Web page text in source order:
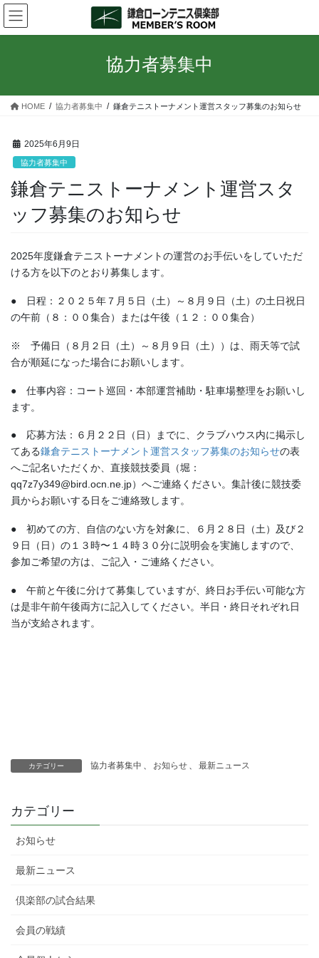
コ
ン
テ
ス
ナ
ビ
ゲ
ン
協力者募集中
HOME 協力者募集中 鎌倉テニストーナメント運営スタッフ募集のお知らせ
2025年6月9日
協力者募集中
鎌倉テニストーナメント運営スタ
ッフ募集のお知らせ
2025年度鎌倉テニストーナメントの運営のお手伝いをしていただ
ける方を以下のとおり募集します。
● 日程：２０２５年７月５日（土）～８月９日（土）の土日祝日
の午前（８：００集合）または午後（１２：００集合）
※ 予備日（８月２日（土）～８月９日（土））は、雨天等で試
合が順延になった場合にお願いします。
● 仕事内容：コート巡回・本部運営補助・駐車場整理をお願いし
ます。
● 応募方法：６月２２日（日）までに、クラブハウス内に掲示し
てある鎌倉テニストーナメント運営スタッフ募集のお知らせの表
へご記名いただくか、直接競技委員（堀：
qq7z7y349@bird.ocn.ne.jp）へご連絡ください。集計後に競技委
員からお願いする日をご連絡致します。
● 初めての方、自信のない方を対象に、６月２８日（土）及び２
９日（日）の１３時〜１４時３０分に説明会を実施しますので、
参加ご希望の方は、ご記入・ご連絡ください。
● 午前と午後に分けて募集していますが、終日お手伝い可能な方
は是非午前午後両方に記入してください。半日・終日それぞれ日
当が支給されます。
カテゴリー 協力者募集中 、 お知らせ 、 最新ニュース
カテゴリー
お知らせ
最新ニュース
倶楽部の試合結果
会員の戦績